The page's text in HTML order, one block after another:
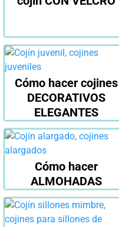
Cómo hacer cojines
DECORATIVOS
ELEGANTES
Cómo hacer
ALMOHADAS